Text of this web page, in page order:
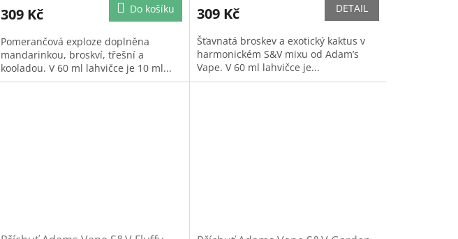
309 Kč Do košíku
Pomerančová exploze doplněna
mandarinkou, broskví, třešní a
kooladou. V 60 ml lahvičce je 10 ml...
309 Kč DETAIL
Šťavnatá broskev a exotický kaktus v
harmonickém S&V mixu od Adam’s
Vape. V 60 ml lahvičce je...